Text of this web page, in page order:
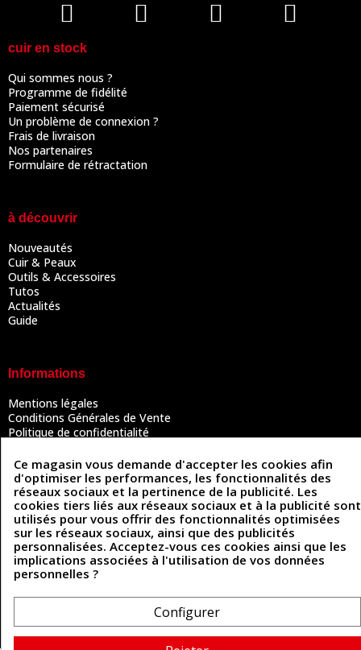
cuir en stock
Qui sommes nous ?
Programme de fidélité
Paiement sécurisé
Un problème de connexion ?
Frais de livraison
Nos partenaires
Formulaire de rétractation
à découvrir
Nouveautés
Cuir & Peaux
Outils & Accessoires
Tutos
Actualités
Guide
Informations
Mentions légales
Conditions Générales de Vente
Politique de confidentialité
Contactez-nous
Coordonnées
493 Chemin de Catougnac
81300 Graulhet
05 63 34 51 88
contact@cuirenstock.com
Cuirenstock © 2026 - Une création Quatrys 💙
Ce magasin vous demande d'accepter les cookies afin
d'optimiser les performances, les fonctionnalités des
réseaux sociaux et la pertinence de la publicité. Les
cookies tiers liés aux réseaux sociaux et à la publicité sont
utilisés pour vous offrir des fonctionnalités optimisées
sur les réseaux sociaux, ainsi que des publicités
personnalisées. Acceptez-vous ces cookies ainsi que les
implications associées à l'utilisation de vos données
personnelles ?
Configurer